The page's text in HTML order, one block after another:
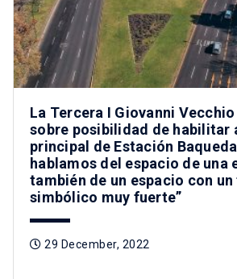
La Tercera I Giovanni
sobre posibilidad de habilitar
principal de Estación
hablamos del espacio de una
también de un espacio con
simbólico muy fuerte”
29 December, 2022